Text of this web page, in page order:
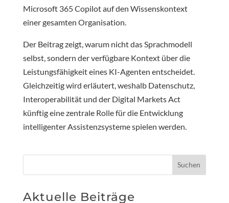
Microsoft 365 Copilot auf den Wissenskontext
einer gesamten Organisation.
Der Beitrag zeigt, warum nicht das Sprachmodell
selbst, sondern der verfügbare Kontext über die
Leistungsfähigkeit eines KI-Agenten entscheidet.
Gleichzeitig wird erläutert, weshalb Datenschutz,
Interoperabilität und der Digital Markets Act
künftig eine zentrale Rolle für die Entwicklung
intelligenter Assistenzsysteme spielen werden.
Suchen
Aktuelle Beiträge